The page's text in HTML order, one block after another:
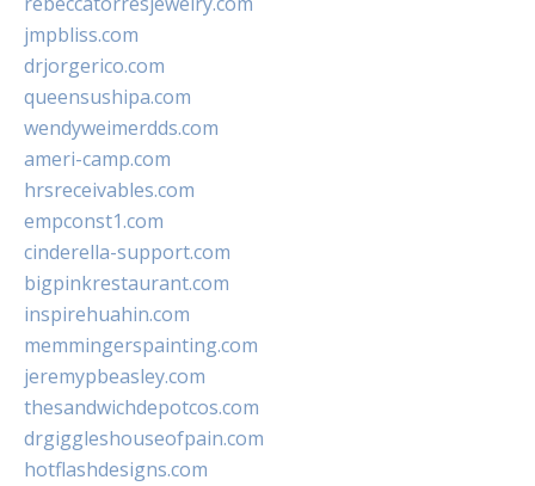
jmpbliss.com
drjorgerico.com
queensushipa.com
wendyweimerdds.com
ameri-camp.com
hrsreceivables.com
empconst1.com
cinderella-support.com
bigpinkrestaurant.com
inspirehuahin.com
memmingerspainting.com
jeremypbeasley.com
thesandwichdepotcos.com
drgiggleshouseofpain.com
hotflashdesigns.com